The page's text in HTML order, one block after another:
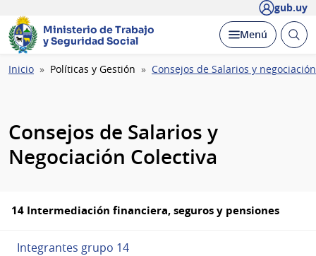
gub.uy
Ministerio de Trabajo
y Seguridad Social
Desplegar
Menú Abrir
Ruta
Inicio Políticas y Gestión Consejos de Salarios y
Consejos de Salarios y
Negociación Colectiva
14 Intermediación financiera, seguros y pensiones
Integrantes grupo 14